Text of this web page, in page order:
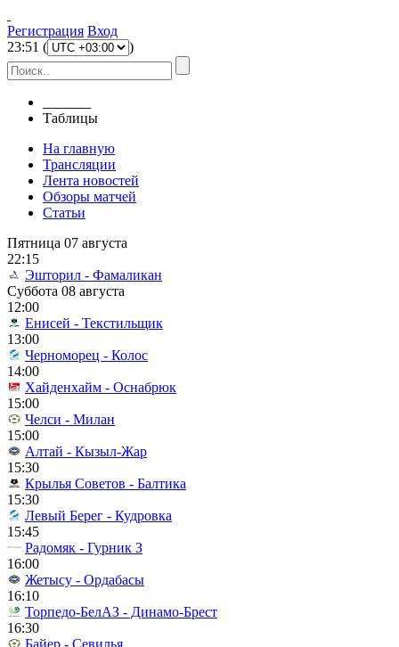
Регистрация Вход
23:51 ( )
Таблицы
На главную
Трансляции
Лента новостей
Обзоры матчей
Статьи
Пятница 07 августа
22:15
Эшторил - Фамаликан
Суббота 08 августа
12:00
Енисей - Текстильщик
13:00
Черноморец - Колос
14:00
Хайденхайм - Оснабрюк
15:00
Челси - Милан
15:00
Алтай - Кызыл-Жар
15:30
Крылья Советов - Балтика
15:30
Левый Берег - Кудровка
15:45
Радомяк - Гурник З
16:00
Жетысу - Ордабасы
16:10
Торпедо-БелАЗ - Динамо-Брест
16:30
Байер - Севилья